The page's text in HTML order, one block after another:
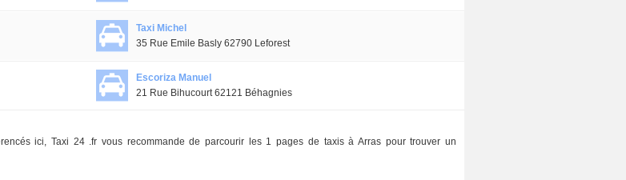
Taxi Michel
35 Rue Emile Basly 62790 Leforest
Escoriza Manuel
21 Rue Bihucourt 62121 Béhagnies
ici, Taxi 24 .fr vous recommande de parcourir les 1 pages de taxis à Arras pour trouver un